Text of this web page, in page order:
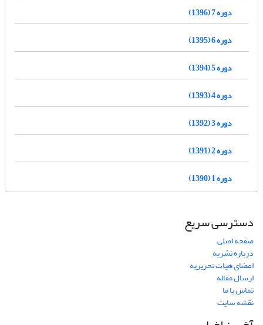
دوره 7 (1396)
دوره 6 (1395)
دوره 5 (1394)
دوره 4 (1393)
دوره 3 (1392)
دوره 2 (1391)
دوره 1 (1390)
دسترسی سریع
صفحه اصلی
درباره نشریه
اعضای هیات تحریریه
ارسال مقاله
تماس با ما
نقشه سایت